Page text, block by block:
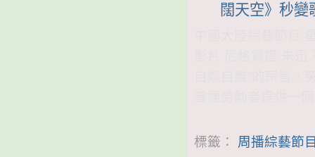
闊天空》秒
標籤： 周播綜藝節